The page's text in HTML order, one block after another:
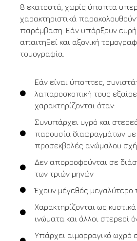
8 εκατοστά, χωρίς ύποπτα
χαρακτηριστικά
παρέμβαση. Εάν υπάρξουν
απαιτηθεί και αξονική
τομογραφία.
Εάν είναι ύποπτες,
λαπαροσκοπική τους
χαρακτηρίζονται όταν:
Συνυπάρχει υγρό και
παρουσία διαφραγμάτων με
προσεκβολές ανώμαλου
Δεν απορροφούνται σε
των τριών μηνών
Έχουν μέγεθός μεγαλύτερο
Χαρακτηρίζονται ως
ινώματα και άλλοι στερεοί
Υπάρχει αιμορραγικό ωχρό